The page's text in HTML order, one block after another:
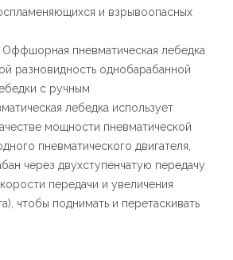
и взрывоопасных
пневматическая лебедка
разновидность однобарабанной
с ручным
лебедка использует
мощности пневматической
пневматического двигателя,
через двухступенчатую передачу
передачи и увеличения
чтобы поднимать и перетаскивать